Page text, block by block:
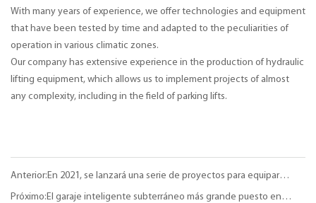
With many years of experience, we offer technologies and equipment
that have been tested by time and adapted to the peculiarities of
operation in various climatic zones.
Our company has extensive experience in the production of hydraulic
lifting equipment, which allows us to implement projects of almost
any complexity, including in the field of parking lifts.
Anterior:En 2021, se lanzará una serie de proyectos para equipar
estacionamientos tridimensionales en el distrito Haidian de Beijing
Próximo:El garaje inteligente subterráneo más grande puesto en